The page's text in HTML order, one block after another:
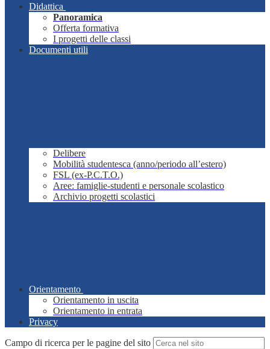
Didattica
Panoramica
Offerta formativa
I progetti delle classi
Documenti utili
Delibere
Mobilità studentesca (anno/periodo all’estero)
FSL (ex-P.C.T.O.)
Aree: famiglie-studenti e personale scolastico
Archivio progetti scolastici
Orientamento
Orientamento in uscita
Orientamento in entrata
Privacy
Campo di ricerca per le pagine del sito